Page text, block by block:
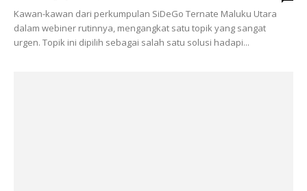
Kawan-kawan dari perkumpulan SiDeGo Ternate Maluku Utara
dalam webiner rutinnya, mengangkat satu topik yang sangat
urgen. Topik ini dipilih sebagai salah satu solusi hadapi...